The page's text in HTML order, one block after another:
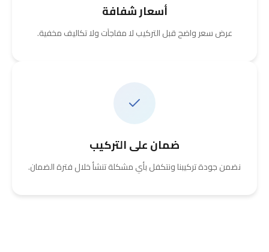
أسعار شفافة
عرض سعر واضح قبل التركيب لا مفاجآت ولا تكاليف مخفية.
ضمان على التركيب
نضمن جودة تركيبنا ونتكفل بأي مشكلة تنشأ خلال فترة الضمان.